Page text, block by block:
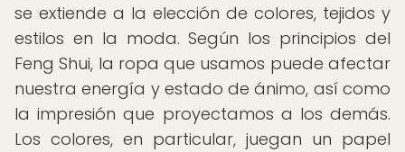
se extiende a la elección de colores, tejidos y
estilos en la moda. Según los principios del
Feng Shui, la ropa que usamos puede afectar
nuestra energía y estado de ánimo, así como
la impresión que proyectamos a los demás.
Los colores, en particular, juegan un papel